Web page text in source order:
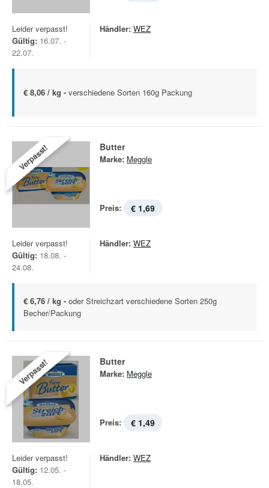
Leider verpasst!
Gültig: 16.07. -
22.07.
Händler: WEZ
€ 8,06 / kg - verschiedene Sorten 160g Packung
Verpasst! Butter
Marke: Meggle
Preis: € 1,69
Leider verpasst!
Gültig: 18.08. -
24.08.
Händler: WEZ
€ 6,76 / kg - oder Streichzart verschiedene Sorten 250g
Becher/Packung
Verpasst! Butter
Marke: Meggle
Preis: € 1,49
Leider verpasst!
Gültig: 12.05. -
18.05.
Händler: WEZ